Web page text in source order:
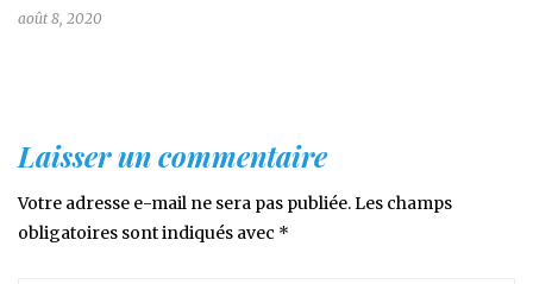
août 8, 2020
Laisser un commentaire
Votre adresse e-mail ne sera pas publiée.Les champs
obligatoires sont indiqués avec *